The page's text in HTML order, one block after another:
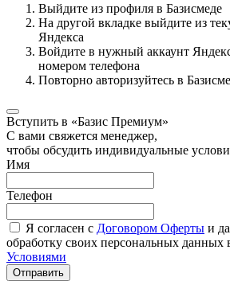
Выйдите из профиля в Базисмеде
На другой вкладке выйдите из
Яндекса
Войдите в нужный аккаунт
номером телефона
Повторно авторизуйтесь в
Вступить в «Базис Премиум»
С вами свяжется менеджер,
чтобы обсудить индивидуальные
Имя
Телефон
Я согласен с Договором Оферты и
обработку своих персональных данных
Условиями
Отправить